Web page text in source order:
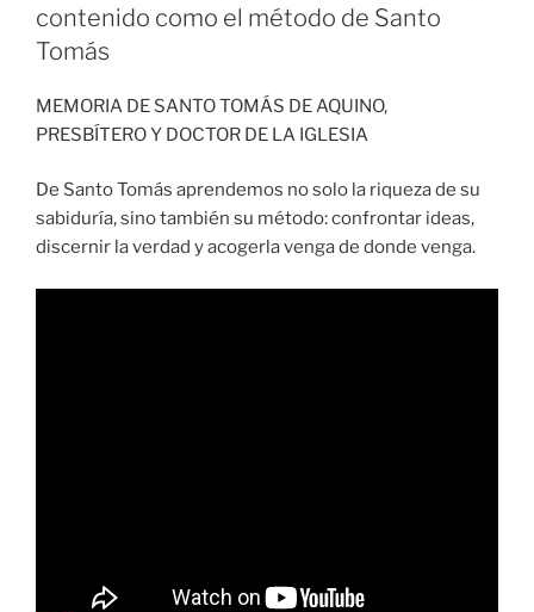
contenido como el método de Santo
Tomás
MEMORIA DE SANTO TOMÁS DE AQUINO,
PRESBÍTERO Y DOCTOR DE LA IGLESIA
De Santo Tomás aprendemos no solo la riqueza de su
sabiduría, sino también su método: confrontar ideas,
discernir la verdad y acogerla venga de donde venga.